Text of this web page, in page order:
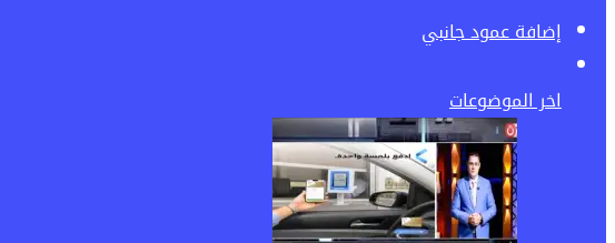
إضافة عمود جانبي
اخر الموضوعات